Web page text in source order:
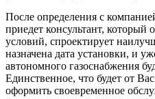
После определения с
приедет консультант, который
условий, спроектирует
назначена дата установки, и
автономного газоснабжения
Единственное, что будет от
оформить своевременное